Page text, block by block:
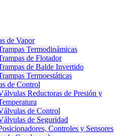
de Vapor
Termodinámicas
de Flotador
de Balde Invertido
Termoestáticas
de Control
Reductoras de Presión y
de Control
de Seguridad
Controles y Sensores